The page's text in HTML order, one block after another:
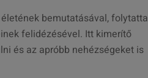
bemutatásával, folytatta
felidézésével. Itt kimerítő
és az apróbb nehézségeket is